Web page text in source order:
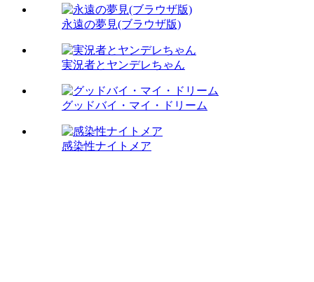
永遠の夢見(ブラウザ版)
実況者とヤンデレちゃん
グッドバイ・マイ・ドリーム
感染性ナイトメア